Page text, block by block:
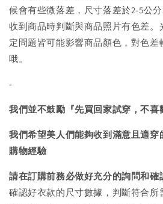
候會有些微落差，尺寸落差於2-5公
收到商品時判斷與商品照片有色差。
定問題皆可能影響商品顏色，對色差
哦。
-
我們並不鼓勵『先買回家試穿，不喜
我們希望美人們能夠收到滿意且適穿
購物經驗
請在訂購前務必做好充分的詢問和確
確認好衣款的尺寸數據，判斷符合所